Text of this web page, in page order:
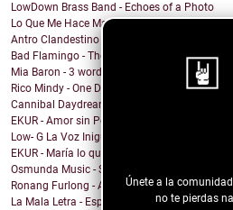
Únete a la
no te pierdas
LowDown Brass Band - Echoes of a Photo
Lo Que Me Hace Mal - Matanza
Antro Clandestino - Playa y Sol
Bad Flamingo - The Fruit
Mia Baron - 3 words
Rico Mindy - One Day I...
Cannibal Daydream - Baby, Can't You Feel My
EKUR - Amor sin Permiso (Love is Love)
Low- G La Voz Inigualable - Sensacion
EKUR - María lo quiero Todo
Osmunda Music - Spread the Love Around
Ronang Furlong - All That I Became
La Mala Letra - Espacio Vacío